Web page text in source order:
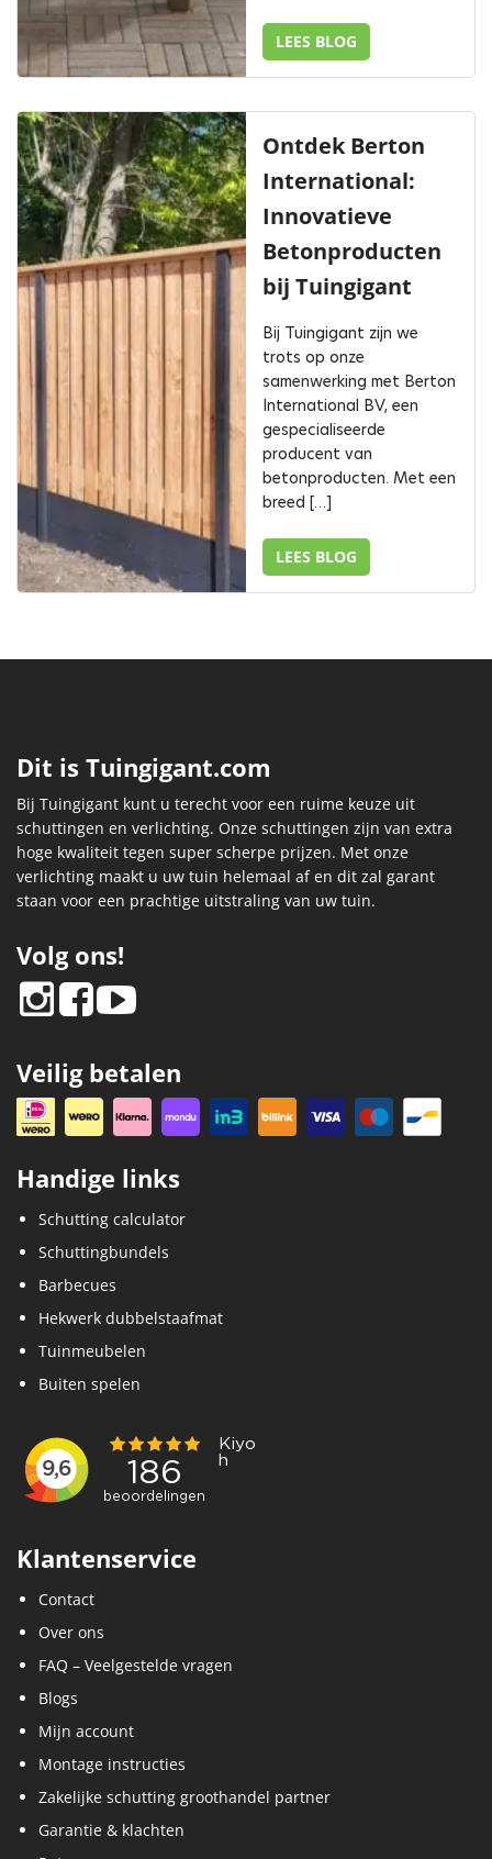
LEES BLOG
Ontdek Berton
International:
Innovatieve
Betonproducten
bij Tuingigant
Bij Tuingigant zijn we
trots op onze
samenwerking met Berton
International BV, een
gespecialiseerde
producent van
betonproducten. Met een
breed […]
LEES BLOG
Dit is Tuingigant.com
Bij Tuingigant kunt u terecht voor een ruime keuze uit
schuttingen en verlichting. Onze schuttingen zijn van extra
hoge kwaliteit tegen super scherpe prijzen. Met onze
verlichting maakt u uw tuin helemaal af en dit zal garant
staan voor een prachtige uitstraling van uw tuin.
Volg ons!
Veilig betalen
Handige links
Schutting calculator
Schuttingbundels
Barbecues
Hekwerk dubbelstaafmat
Tuinmeubelen
Buiten spelen
Klantenservice
Contact
Over ons
FAQ – Veelgestelde vragen
Blogs
Mijn account
Montage instructies
Zakelijke schutting groothandel partner
Garantie & klachten